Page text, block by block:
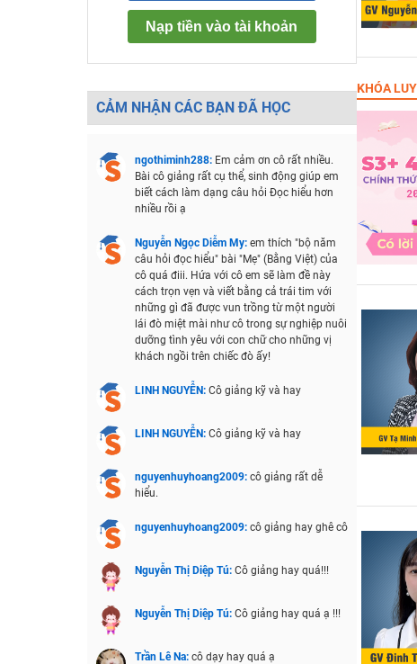
Nạp tiền vào tài khoản
CẢM NHẬN CÁC BẠN ĐÃ HỌC
ngothiminh288: Em cảm ơn cô rất nhiều.
Bài cô giảng rất cụ thể, sinh động giúp em
biết cách làm dạng câu hỏi Đọc hiểu hơn
nhiều rồi ạ
Nguyễn Ngọc Diễm My: em thích "bộ năm
câu hỏi đọc hiểu" bài "Mẹ" (Bằng Việt) của
cô quá điii. Hứa với cô em sẽ làm đề này
cách trọn vẹn và viết bằng cả trái tim với
những gì đã được vun trồng từ một người
lái đò miệt mài như cô trong sự nghiệp nuôi
dưỡng tình yêu với con chữ cho những vị
khách ngồi trên chiếc đò ấy!
LINH NGUYỄN: Cô giảng kỹ và hay
LINH NGUYỄN: Cô giảng kỹ và hay
nguyenhuyhoang2009: cô giảng rất dễ
hiểu.
nguyenhuyhoang2009: cô giảng hay ghê cô
Nguyễn Thị Diệp Tú: Cô giảng hay quá!!!
Nguyễn Thị Diệp Tú: Cô giảng hay quá ạ !!!
Trần Lê Na: cô dạy hay quá ạ
KHÓA